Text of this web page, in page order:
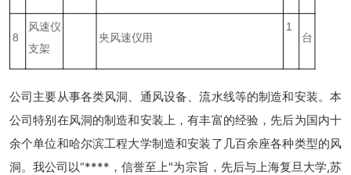
8
风速仪
支架
夹风速仪用
1
台
公司主要从事各类风洞、通风设备、流水线等的制造和安装。本
公司特别在风洞的制造和安装上，有丰富的经验，先后为国内十
余个单位和哈尔滨工程大学制造和安装了几百余座各种类型的风
洞。我公司以“****，信誉至上"为宗旨，先后与上海复旦大学,苏